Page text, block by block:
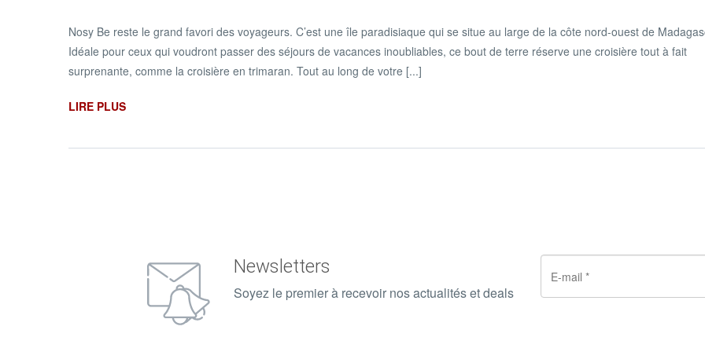
Nosy Be reste le grand favori des voyageurs. C’est une île paradisiaque qui se situe au large de la côte nord-ouest de
Idéale pour ceux qui voudront passer des séjours de vacances inoubliables, ce bout de terre réserve une croisière tout à fait
surprenante, comme la croisière en trimaran. Tout au long de votre [...]
LIRE PLUS
Newsletters
Soyez le premier à recevoir nos actualités et deals